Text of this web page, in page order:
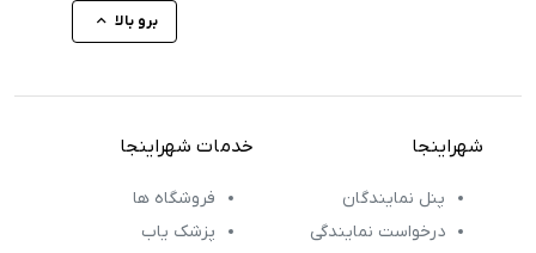
برو بالا
شهراینجا
پنل نمایندگان
درخواست نمایندگی
خدمات شهراینجا
فروشگاه ها
پزشک یاب